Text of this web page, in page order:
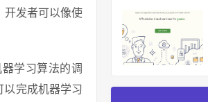
开发者可以像使
学习算法的调
以完成机器学习